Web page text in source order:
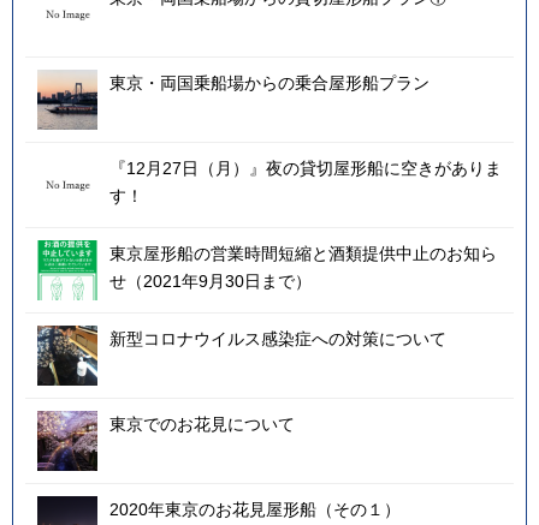
東京・両国乗船場からの乗合屋形船プラン
『12月27日（月）』夜の貸切屋形船に空きがありま
す！
東京屋形船の営業時間短縮と酒類提供中止のお知ら
せ（2021年9月30日まで）
新型コロナウイルス感染症への対策について
東京でのお花見について
2020年東京のお花見屋形船（その１）